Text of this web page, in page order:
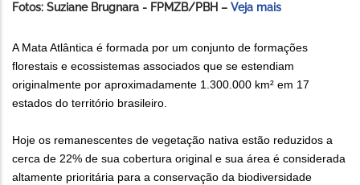
Fotos: Suziane Brugnara - FPMZB/PBH – Veja mais
A Mata Atlântica é formada por um conjunto de formações
florestais e ecossistemas associados que se estendiam
originalmente por aproximadamente 1.300.000 km² em 17
estados do território brasileiro.
Hoje os remanescentes de vegetação nativa estão reduzidos a
cerca de 22% de sua cobertura original e sua área é considerada
altamente prioritária para a conservação da biodiversidade